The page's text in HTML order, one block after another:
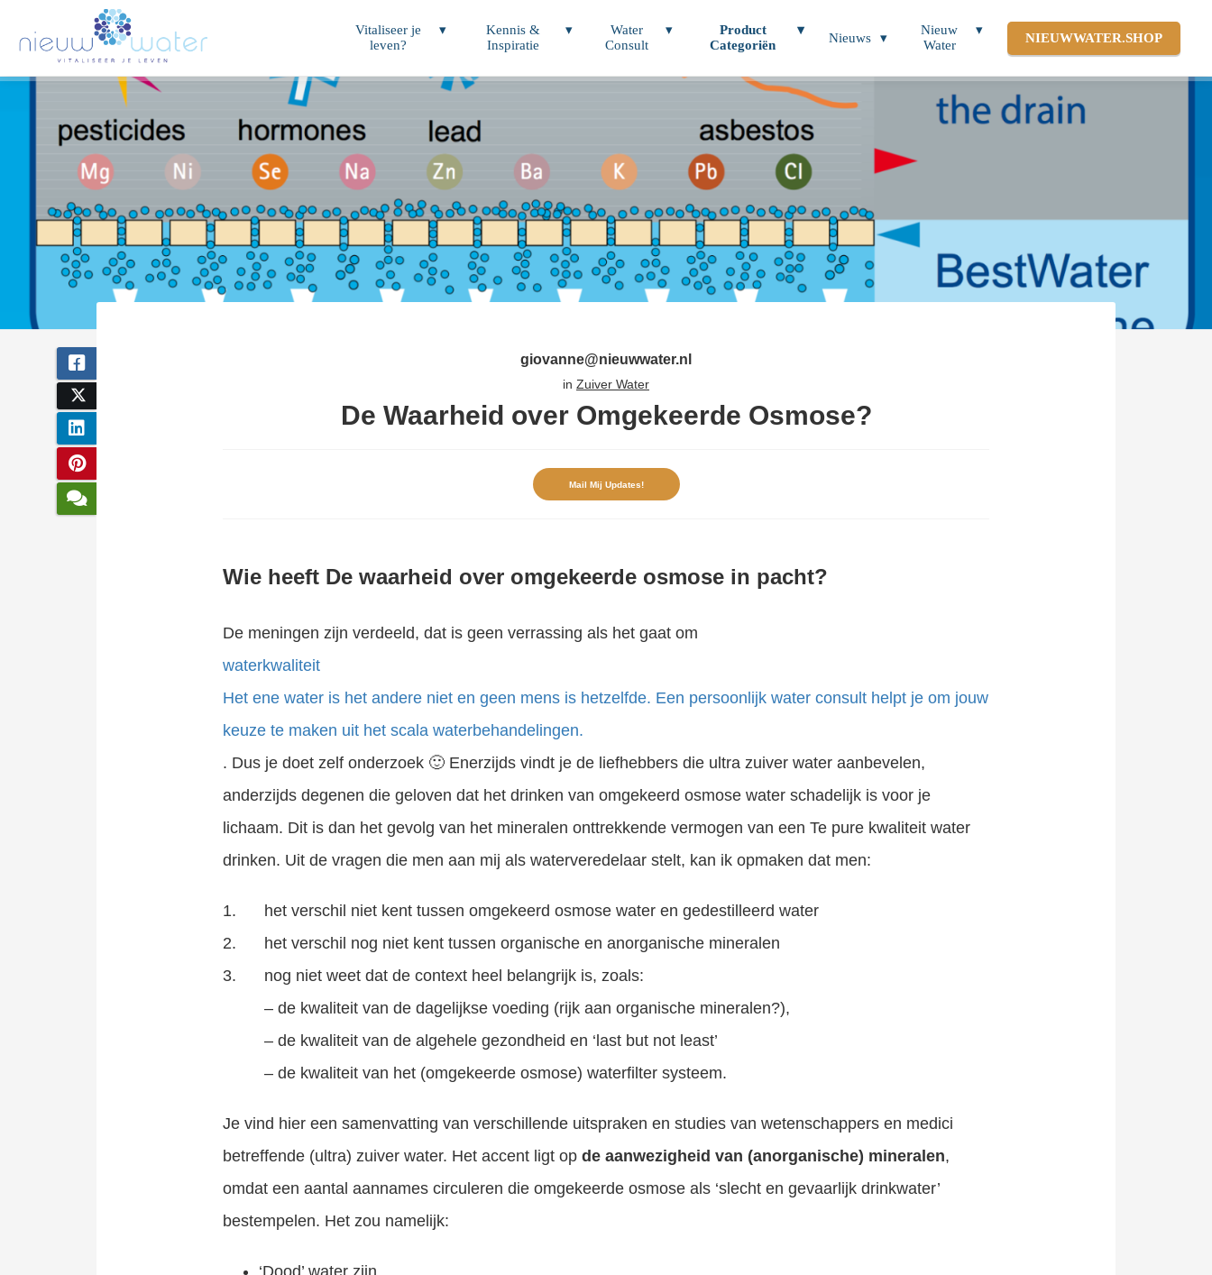
Vitaliseer je
leven?
Kennis &
Inspiratie
Water
Consult
Product
Categoriën
Nieuws
Nieuw
Water
NIEUWWATER.SHOP
giovanne@nieuwwater.nl
in Zuiver Water
De Waarheid over Omgekeerde Osmose?
Mail Mij Updates!
Wie heeft De waarheid over omgekeerde osmose in pacht?
De meningen zijn verdeeld, dat is geen verrassing als het gaat om
waterkwaliteit
Het ene water is het andere niet en geen mens is hetzelfde. Een persoonlijk water consult helpt je om jouw
keuze te maken uit het scala waterbehandelingen.
. Dus je doet zelf onderzoek 🙂 Enerzijds vindt je de liefhebbers die ultra zuiver water aanbevelen,
anderzijds degenen die geloven dat het drinken van omgekeerd osmose water schadelijk is voor je
lichaam. Dit is dan het gevolg van het mineralen onttrekkende vermogen van een Te pure kwaliteit water
drinken. Uit de vragen die men aan mij als waterveredelaar stelt, kan ik opmaken dat men:
het verschil niet kent tussen omgekeerd osmose water en gedestilleerd water
het verschil nog niet kent tussen organische en anorganische mineralen
nog niet weet dat de context heel belangrijk is, zoals:
– de kwaliteit van de dagelijkse voeding (rijk aan organische mineralen?),
– de kwaliteit van de algehele gezondheid en ‘last but not least’
– de kwaliteit van het (omgekeerde osmose) waterfilter systeem.
Je vind hier een samenvatting van verschillende uitspraken en studies van wetenschappers en medici
betreffende (ultra) zuiver water. Het accent ligt op de aanwezigheid van (anorganische) mineralen,
omdat een aantal aannames circuleren die omgekeerde osmose als ‘slecht en gevaarlijk drinkwater’
bestempelen. Het zou namelijk:
‘Dood’ water zijn